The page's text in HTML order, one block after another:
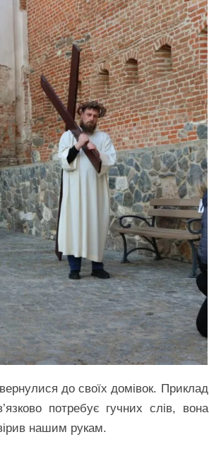
до своїх домівок. Приклад
потребує гучних слів, вона
нашим рукам.